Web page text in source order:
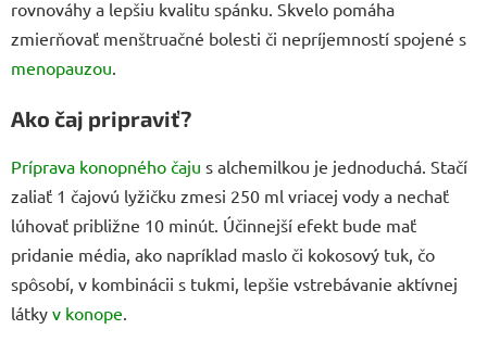
rovnováhy a lepšiu kvalitu spánku. Skvelo pomáha
zmierňovať menštruačné bolesti či nepríjemností spojené s
menopauzou
Ako čaj pripraviť?
Príprava konopného čaju s alchemilkou je jednoduchá. Stačí
zaliať 1 čajovú lyžičku zmesi 250 ml vriacej vody a nechať
lúhovať približne 10 minút. Účinnejší efekt bude mať
pridanie média, ako napríklad maslo či kokosový tuk, čo
spôsobí, v kombinácii s tukmi, lepšie vstrebávanie aktívnej
látky v konope